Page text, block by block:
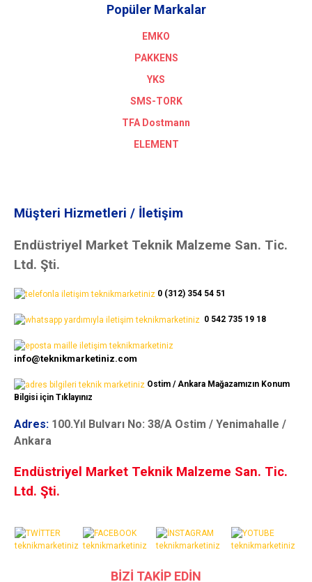
Popüler Markalar
EMKO
PAKKENS
YKS
SMS-TORK
TFA Dostmann
ELEMENT
Müşteri Hizmetleri / İletişim
Endüstriyel Market Teknik Malzeme San. Tic.
Ltd. Şti.
0 (312) 354 54 51
0 542 735 19 18
info@teknikmarketiniz.com
Ostim / Ankara Mağazamızın Konum
Bilgisi için Tıklayınız
Adres: 100.Yıl Bulvarı No: 38/A Ostim / Yenimahalle /
Ankara
Endüstriyel Market Teknik Malzeme San. Tic.
Ltd. Şti.
BİZİ TAKİP EDİN